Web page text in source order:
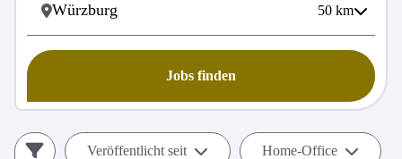
50 km
Jobs finden
Veröffentlicht seit Home-Office